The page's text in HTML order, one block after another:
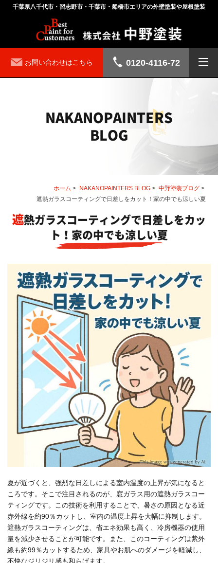
千葉県八千代市・習志野市・千葉市・船橋市エリアの外壁塗装や屋根塗装
お問い合わせはこちら 0120-4116-72
NAKANOPAINTERS
BLOG
ホーム > NAKANOPAINTERS BLOG > 中野塗装ブログ >
遮熱ガラスコーティングで日差しをカット！家の中でも涼しい夏
遮熱ガラスコーティングで日差しをカッ
ト！家の中でも涼しい夏
夏が近づくと、強烈な日差しによる室内温度の上昇が気になると
ころです。そこで注目されるのが、窓ガラス用の遮熱ガラスコー
ティングです。この技術を利用することで、暑さの原因となる近
赤外線を約90％カットし、室内の温度上昇を大幅に抑制します。
遮熱ガラスコーティングは、省エネ効果も高く、冷房機器の使用
量を減少させることが可能です。また、このコーティングは紫外
線も約99％カットするため、家具やお肌へのダメージを軽減し、
不快なジリジリ感も和らげます。